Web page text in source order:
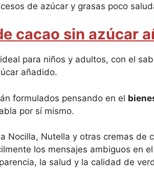
de azúcar y grasas poco
cacao sin azúcar
para niños y adultos, con el
añadido.
formulados pensando en el
por sí mismo.
Nocilla, Nutella y otras cremas de
los mensajes ambiguos en
la salud y la calidad de